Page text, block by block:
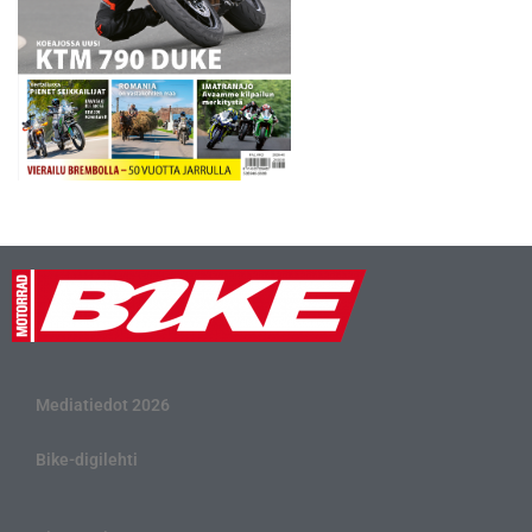
Mediatiedot 2026
Bike-digilehti